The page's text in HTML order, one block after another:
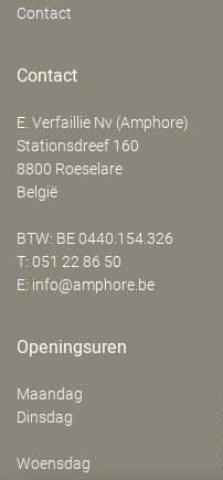
Contact
Contact
E. Verfaillie Nv (Amphore)
‍Stationsdreef 160
8800 Roeselare
België
BTW: BE 0440.154.326
T: 051 22 86 50
E: info@amphore.be
Openingsuren
Maandag
Dinsdag
Woensdag